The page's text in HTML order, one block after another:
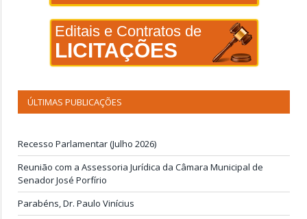
Editais e Contratos de
LICITAÇÕES
ÚLTIMAS PUBLICAÇÕES
Recesso Parlamentar (Julho 2026)
Reunião com a Assessoria Jurídica da Câmara Municipal de
Senador José Porfírio
Parabéns, Dr. Paulo Vinícius